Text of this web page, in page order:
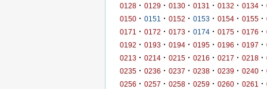
0128 · 0129 · 0130 · 0131 · 0132 · 0134 ·
0150 · 0151 · 0152 · 0153 · 0154 · 0155 ·
0171
· 0172 · 0173 · 0174 · 0175 · 0176 ·
0192 · 0193 · 0194 · 0195 · 0196 · 0197 ·
0213 · 0214 · 0215 · 0216 · 0217 · 0218 ·
0235 · 0236 · 0237 · 0238 · 0239 · 0240 ·
0256 · 0257 · 0258 · 0259 · 0260 · 0261 ·